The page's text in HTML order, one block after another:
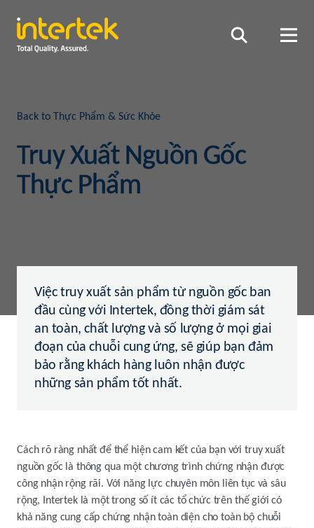
Back to Thực Phẩm & Sức Khỏe
Truy Xuất Nguồn Gốc
Thực Phẩm
Việc truy xuất sản phẩm từ nguồn gốc ban
đầu cùng với Intertek, đồng thời giám sát
an toàn, chất lượng và số lượng ở mọi giai
đoạn của chuỗi cung ứng, sẽ giúp bạn đảm
bảo rằng khách hàng luôn nhận được
những sản phẩm tốt nhất.
Cách rõ ràng nhất để thể hiện cam kết của bạn với truy xuất
nguồn gốc là thông qua một chương trình chứng nhận được
công nhận rộng rãi. Với năng lực chuyên môn liên tục và sâu
rộng, Intertek là một trong số ít các tổ chức trên thế giới có
khả năng cung cấp chứng nhận toàn diện cho toàn bộ chuỗi